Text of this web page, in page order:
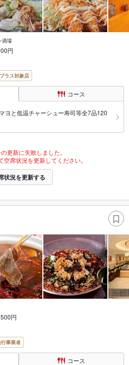
酒場
円
ラス対象店
コース
ヨと低温チャーシュー寿司等全7品120
更新に失敗しました。
席状況を更新してください。
状況を更新する
円
事業者
コース